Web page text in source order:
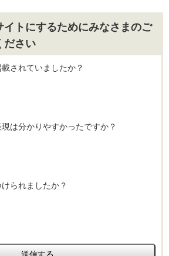
イトにするためにみなさまのご
ださい
されていましたか？
は分かりやすかったですか？
られましたか？